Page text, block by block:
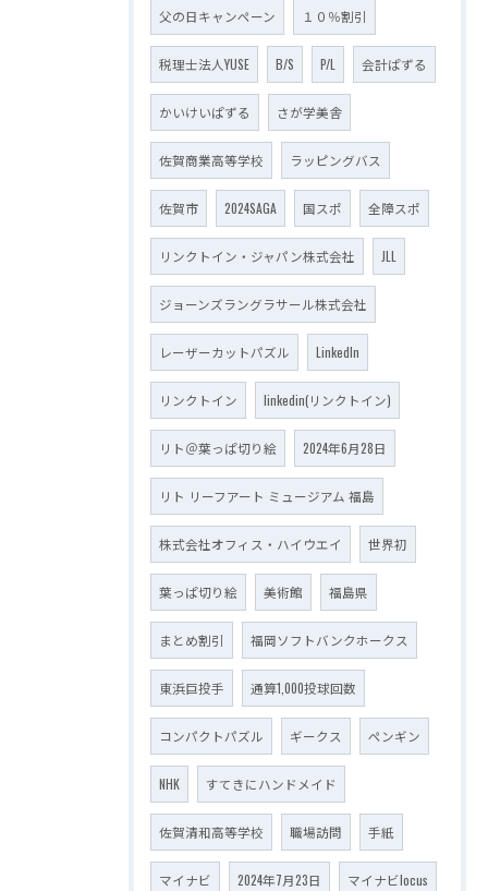
父の日キャンペーン １０％割引
税理士法人YUSE B/S P/L 会計ぱずる
かいけいぱずる さが学美舎
佐賀商業高等学校 ラッピングバス
佐賀市 2024SAGA 国スポ 全障スポ
リンクトイン・ジャパン株式会社 JLL
ジョーンズラングラサール株式会社
レーザーカットパズル LinkedIn
リンクトイン linkedin(リンクトイン)
リト＠葉っぱ切り絵 2024年6月28日
リト リーフアート ミュージアム 福島
株式会社オフィス・ハイウエイ 世界初
葉っぱ切り絵 美術館 福島県
まとめ割引 福岡ソフトバンクホークス
東浜巨投手 通算1,000投球回数
コンパクトパズル ギークス ペンギン
NHK すてきにハンドメイド
佐賀清和高等学校 職場訪問 手紙
マイナビ 2024年7月23日 マイナビlocus